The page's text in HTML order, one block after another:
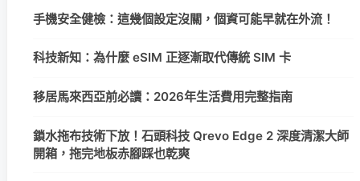
手機安全健檢：這幾個設定沒關，個資可能早就在外流！
科技新知：為什麼 eSIM 正逐漸取代傳統 SIM 卡
移居馬來西亞前必讀：2026年生活費用完整指南
鎖水拖布技術下放！石頭科技 Qrevo Edge 2 深度清潔大師
開箱，拖完地板赤腳踩也乾爽